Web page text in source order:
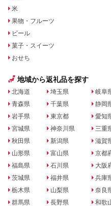
米
果物・フルーツ
ビール
菓子・スイーツ
おせち
地域から返礼品を探す
北海道
青森県
岩手県
宮城県
秋田県
山形県
福島県
茨城県
栃木県
群馬県
埼玉県
千葉県
東京都
神奈川県
新潟県
富山県
石川県
福井県
山梨県
長野県
岐阜
静岡
愛知
三重
滋賀
京都
大阪
兵庫
奈良
和歌